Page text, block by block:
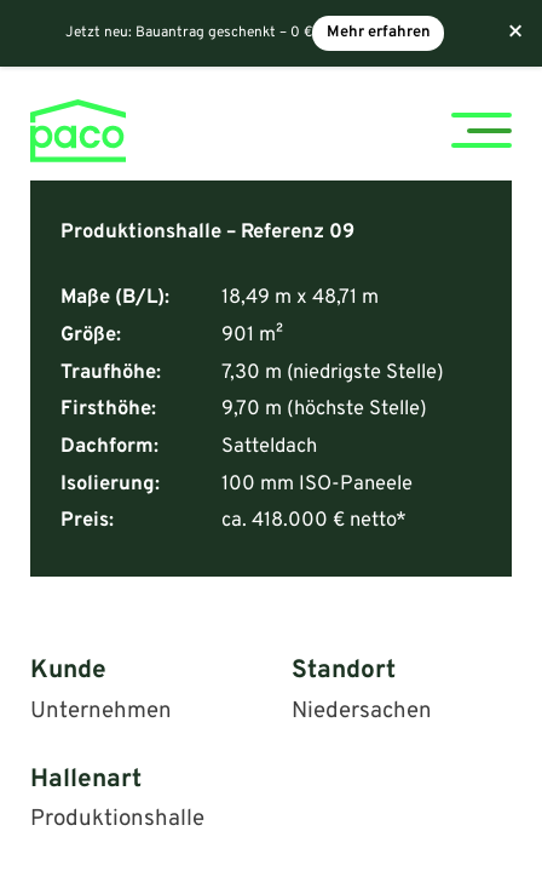
Produktionshalle – Referenz 09
Maße (B/L):
18,49 m x 48,71 m
Größe:
901 m²
Traufhöhe:
7,30 m (niedrigste Stelle)
Firsthöhe:
9,70 m (höchste Stelle)
Dachform:
Satteldach
Isolierung:
100 mm ISO-Paneele
Preis:
ca. 418.000 € netto*
Kunde
Unternehmen
Standort
Niedersachen
Hallenart
Produktionshalle
Jetzt neu: Bauantrag geschenkt – 0 € Mehr erfahren ×